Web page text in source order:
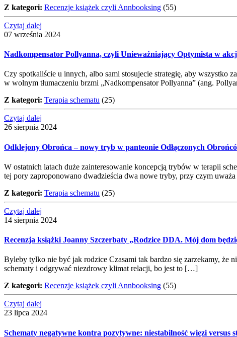
Z kategori: Recenzje książek czyli Annbooksing (55)
Czytaj dalej
07 września 2024
Nadkompensator Pollyanna, czyli Unieważniający Optymista w
Czy spotkaliście u innych, albo sami stosujecie strategię, aby wszystko
w wolnym tłumaczeniu brzmi „Nadkompensator Pollyanna” (ang.
Z kategori: Terapia schematu (25)
Czytaj dalej
26 sierpnia 2024
Odklejony Obrońca – nowy tryb w panteonie Odłączonych
W ostatnich latach duże zainteresowanie koncepcją trybów w terapii
tej pory zaproponowano dwadzieścia dwa nowe tryby, przy czym
Z kategori: Terapia schematu (25)
Czytaj dalej
14 sierpnia 2024
Recenzja książki Joanny Szczerbaty „Rodzice DDA. Mój dom
Byleby tylko nie być jak rodzice Czasami tak bardzo się zarzekamy, że
schematy i odgrywać niezdrowy klimat relacji, bo jest to […]
Z kategori: Recenzje książek czyli Annbooksing (55)
Czytaj dalej
23 lipca 2024
Schematy negatywne kontra pozytywne: niestabilność więzi versus